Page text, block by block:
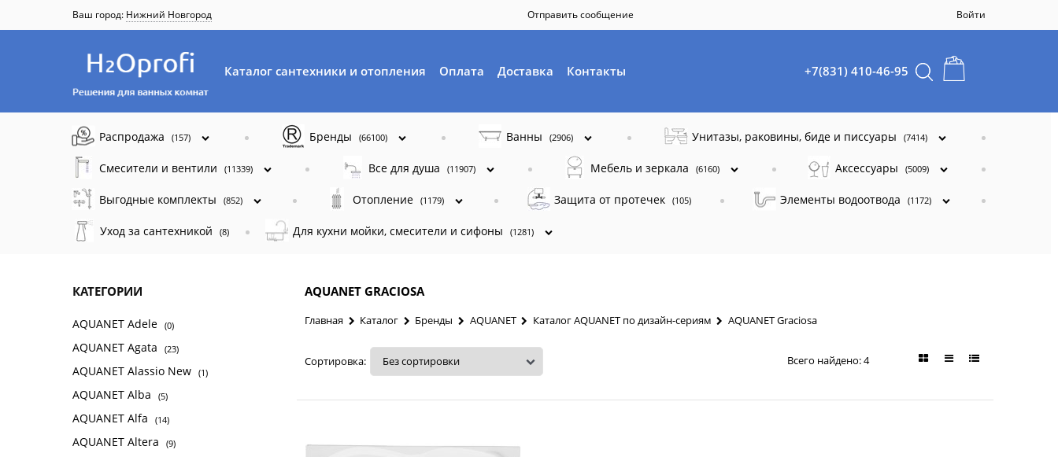
Ваш город: Нижний Новгород Отправить сообщение Войти
Каталог сантехники и отопления Оплата Доставка Контакты +7(831) 410-46-95
Распродажа (157) Бренды (66100) Ванны (2906) Унитазы, раковины, биде и писсуары (7414)
Смесители и вентили (11339) Все для душа (11907) Мебель и зеркала (6160) Аксессуары (5009)
Выгодные комплекты (852) Отопление (1179) Защита от протечек (105) Элементы водоотвода (1172)
Уход за сантехникой (8) Для кухни мойки, смесители и сифоны (1281)
КАТЕГОРИИ
AQUANET Adele (0)
AQUANET Agata (23)
AQUANET Alassio New (1)
AQUANET Alba (5)
AQUANET Alfa (14)
AQUANET Altera (9)
AQUANET GRACIOSA
Главная Каталог Бренды AQUANET Каталог AQUANET по дизайн-сериям AQUANET Graciosa
Сортировка: Всего найдено:4